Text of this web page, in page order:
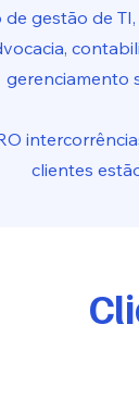
de gestão de
gerenciamento
clientes